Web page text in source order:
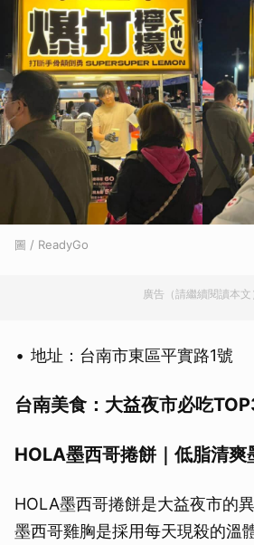
圖 / ReadyGo
廣告（請繼續閱讀本文
地址：台南市東區平實路1號
台南美食：大益夜市必吃
HOLA墨西哥捲餅｜低脂清爽
HOLA墨西哥捲餅是大益夜市的
墨西哥雞胸是採用每天現殺的溫